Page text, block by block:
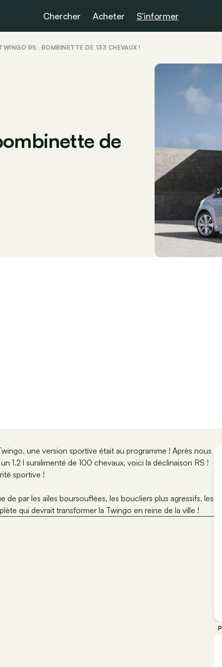
Chercher Acheter S’informer
RS : BOMBINETTE DE 133 CHEVAUX !
de
une version sportive était au programme ! Après nous
1.2 l suralimenté de 100 chevaux, voici la déclinaison RS !
sportive !
par les ailes boursouflées, les boucliers plus agressifs, les
qui devrait transformer la Twingo en reine de la ville !